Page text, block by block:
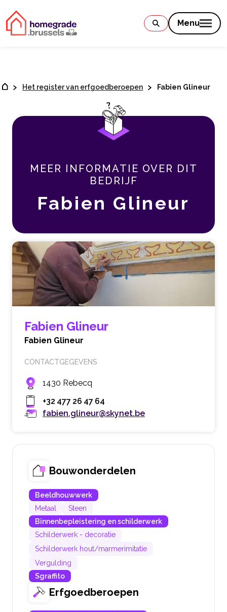
Menu
Het register van erfgoedberoepen Fabien Glineur
MEER INFORMATIE OVER DIT
BEDRIJF
Fabien Glineur
Fabien Glineur
Fabien Glineur
CONTACTGEGEVENS
1430 Rebecq
+32 477 26 47 64
fabien.glineur@skynet.be
Bouwonderdelen
Beeldhouwwerk
Metaal
Steen
Binnenbepleistering en schilderwerk
Schilderwerk - decoratie
Schilderwerk hout/marmerimitatie
Vergulding
Sgraffito
Erfgoedberoepen